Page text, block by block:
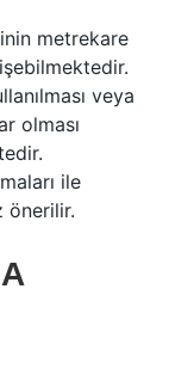
metrekare
veya
olması
ile
önerilir.